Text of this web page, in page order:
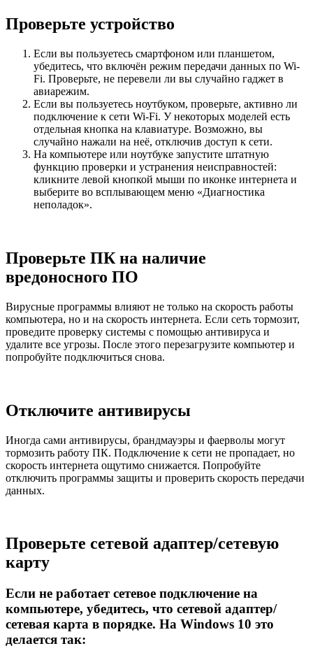
Проверьте устройство
Если вы пользуетесь смартфоном или планшетом,
убедитесь, что включён режим передачи данных по Wi-
Fi. Проверьте, не перевели ли вы случайно гаджет в
авиарежим.
Если вы пользуетесь ноутбуком, проверьте, активно ли
подключение к сети Wi-Fi. У некоторых моделей есть
отдельная кнопка на клавиатуре. Возможно, вы
случайно нажали на неё, отключив доступ к сети.
На компьютере или ноутбуке запустите штатную
функцию проверки и устранения неисправностей:
кликните левой кнопкой мыши по иконке интернета и
выберите во всплывающем меню «Диагностика
неполадок».
Проверьте ПК на наличие
вредоносного ПО
Вирусные программы влияют не только на скорость работы
компьютера, но и на скорость интернета. Если сеть тормозит,
проведите проверку системы с помощью антивируса и
удалите все угрозы. После этого перезагрузите компьютер и
попробуйте подключиться снова.
Отключите антивирусы
Иногда сами антивирусы, брандмауэры и фаерволы могут
тормозить работу ПК. Подключение к сети не пропадает, но
скорость интернета ощутимо снижается. Попробуйте
отключить программы защиты и проверить скорость передачи
данных.
Проверьте сетевой адаптер/сетевую
карту
Если не работает сетевое подключение на
компьютере, убедитесь, что сетевой адаптер/
сетевая карта в порядке. На Windows 10 это
делается так: